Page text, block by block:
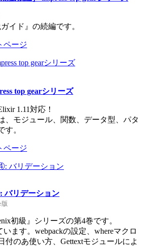
ガイド』の続編です。
ページ
top gearシリーズ
1.11対応！
、モジュール、関数、データ型、パタ
す。
ページ
バリデーション
初級』シリーズの第4巻です。
います。webpackの設定、whereマクロ
付のあ使い方、Gettextモジュールによ